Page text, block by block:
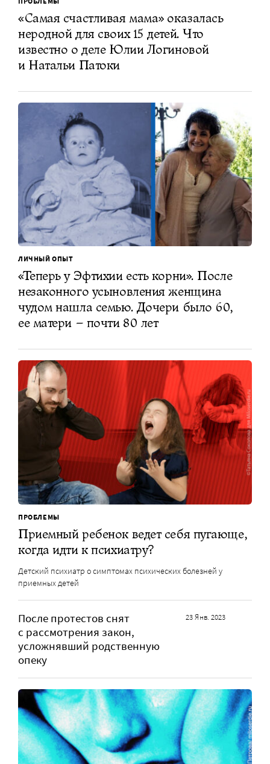
«Самая счастливая мама» оказалась
неродной для своих 15 детей. Что
известно о деле Юлии Логиновой
и Натальи Патоки
ЛИЧНЫЙ ОПЫТ
«Теперь у Эфтихии есть корни». После
незаконного усыновления женщина
чудом нашла семью. Дочери было 60,
ее матери – почти 80 лет
ПРОБЛЕМЫ
Приемный ребенок ведет себя пугающе,
когда идти к психиатру?
Детский психиатр о симптомах психических болезней у
приемных детей
После протестов снят
с рассмотрения закон,
усложнявший родственную
опеку
23 Янв. 2023